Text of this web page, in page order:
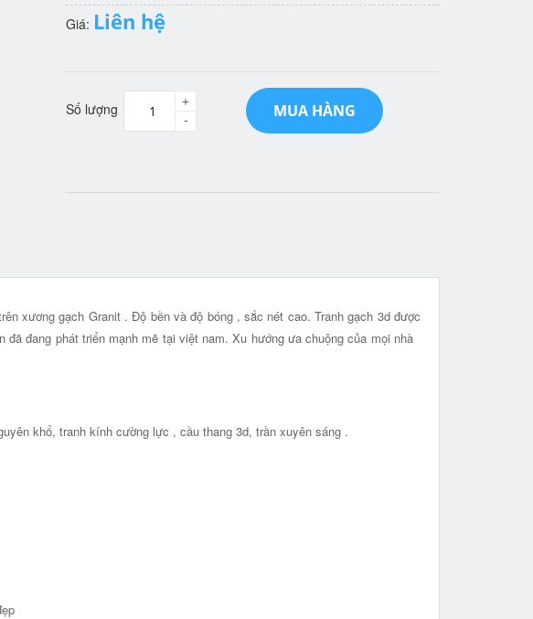
Giá: Liên hệ
Số lượng
-
+ MUA HÀNG
xương gạch Granit . Độ bền và độ bóng , sắc nét cao. Tranh gạch 3d được
đang phát triển mạnh mẽ tại việt nam. Xu hướng ưa chuộng của mọi nhà
khổ, tranh kính cường lực , cầu thang 3d, trần xuyên sáng .